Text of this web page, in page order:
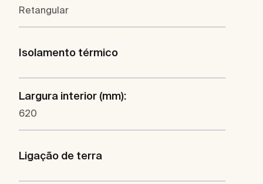
Retangular
Isolamento térmico
Largura interior (mm):
620
Ligação de terra